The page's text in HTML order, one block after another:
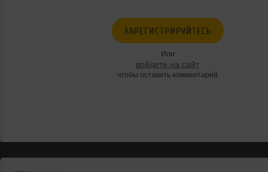
ЗАРЕГИСТРИРУЙТЕСЬ
Или
войдите на сайт
чтобы оставить комментарий